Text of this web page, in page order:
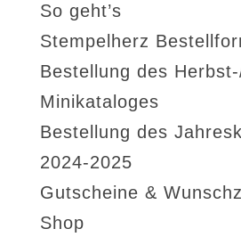
So geht’s
Stempelherz
Bestellung des
Minikataloges
Bestellung des
2024-2025
Gutscheine &
Shop